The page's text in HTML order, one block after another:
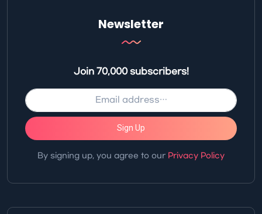
Newsletter
Join 70,000 subscribers!
Sign Up
By signing up, you agree to our Privacy Policy